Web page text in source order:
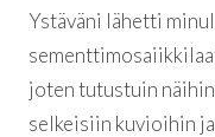
Ystäväni lähetti
joten tutustuin
selkeisiin kuvioihin